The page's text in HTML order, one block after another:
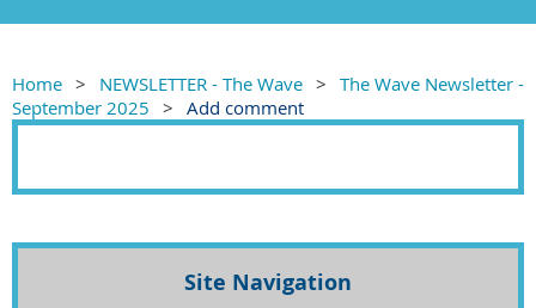
Home NEWSLETTER - The Wave
The Wave Newsletter -
September 2025
Add comment
Site Navigation